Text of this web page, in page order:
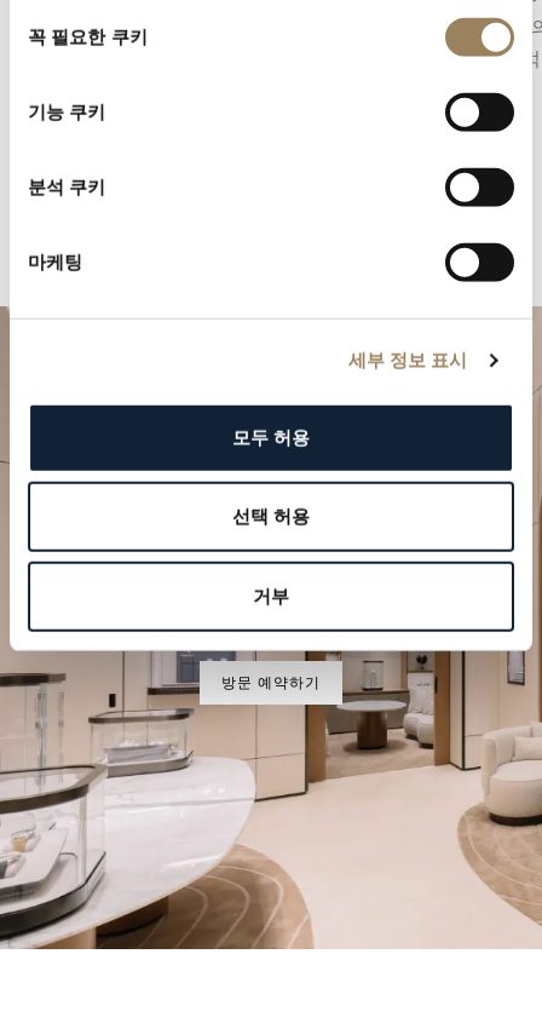
꼭 필요한 쿠키
기능 쿠키
분석 쿠키
마케팅
세부 정보 표시
모두 허용
선택 허용
거부
섬세하게 반사하며, 부품 하나하나에 깃든 정교
하고, 빛
기하학
특별한 순간을 계획하세요
브레게의 시계 작품을 부티크에서 만나보십시오.
방문 예약하기